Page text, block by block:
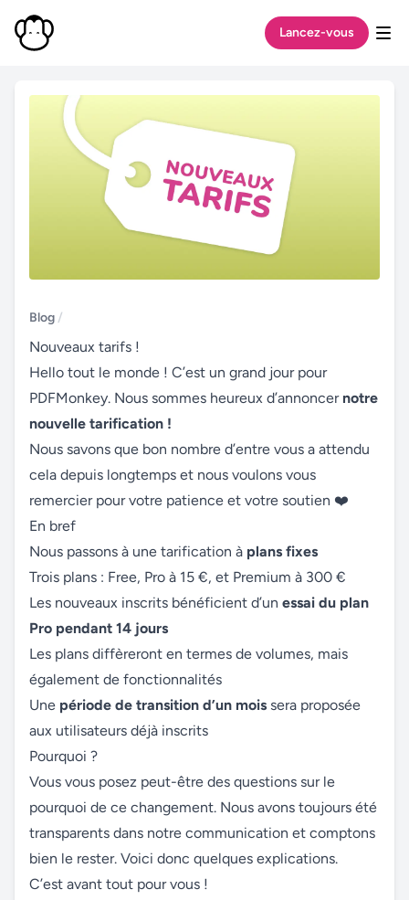
Lancez-vous
Blog /
Nouveaux tarifs !
Hello tout le monde ! C’est un grand jour pour
PDFMonkey. Nous sommes heureux d’annoncer notre
nouvelle tarification !
Nous savons que bon nombre d’entre vous a attendu
cela depuis longtemps et nous voulons vous
remercier pour votre patience et votre soutien ❤️
En bref
Nous passons à une tarification à plans fixes
Trois plans : Free, Pro à 15 €, et Premium à 300 €
Les nouveaux inscrits bénéficient d’un essai du plan
Pro pendant 14 jours
Les plans diffèreront en termes de volumes, mais
également de fonctionnalités
Une période de transition d’un mois sera proposée
aux utilisateurs déjà inscrits
Pourquoi ?
Vous vous posez peut-être des questions sur le
pourquoi de ce changement. Nous avons toujours été
transparents dans notre communication et comptons
bien le rester. Voici donc quelques explications.
C’est avant tout pour vous !